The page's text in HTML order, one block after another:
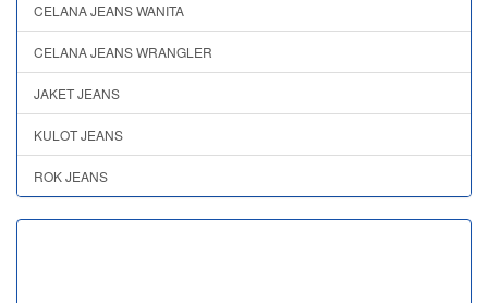
CELANA JEANS WANITA
CELANA JEANS WRANGLER
JAKET JEANS
KULOT JEANS
ROK JEANS